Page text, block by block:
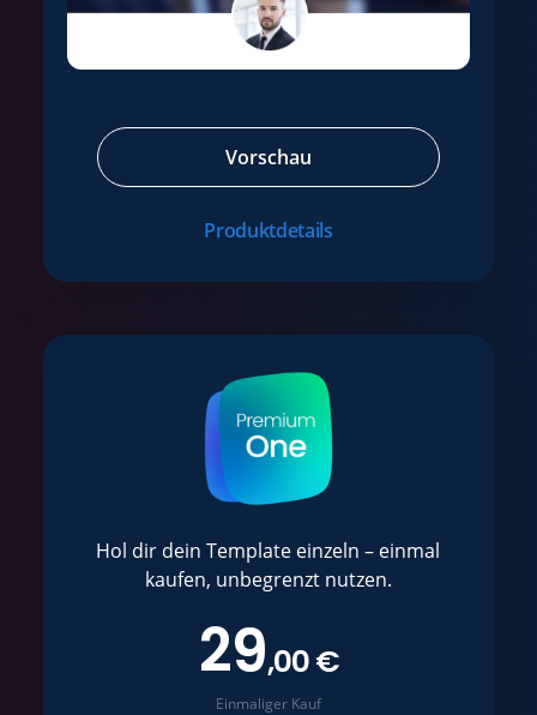
Vorschau
Produktdetails
Hol dir dein Template einzeln – einmal
kaufen, unbegrenzt nutzen.
29,00 €
Einmaliger Kauf